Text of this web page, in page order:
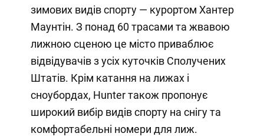
зимових видів спорту — курортом Хантер
Маунтін. З понад 60 трасами та жвавою
лижною сценою це місто приваблює
відвідувачів з усіх куточків Сполучених
Штатів. Крім катання на лижах і
сноубордах, Hunter також пропонує
широкий вибір видів спорту на снігу та
комфортабельні номери для лиж.